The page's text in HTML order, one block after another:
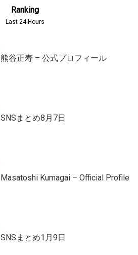
Ranking
Last 24 Hours
熊谷正寿 – 公式プロフィール
SNSまとめ8月7日
Masatoshi Kumagai – Official Profile
SNSまとめ1月9日